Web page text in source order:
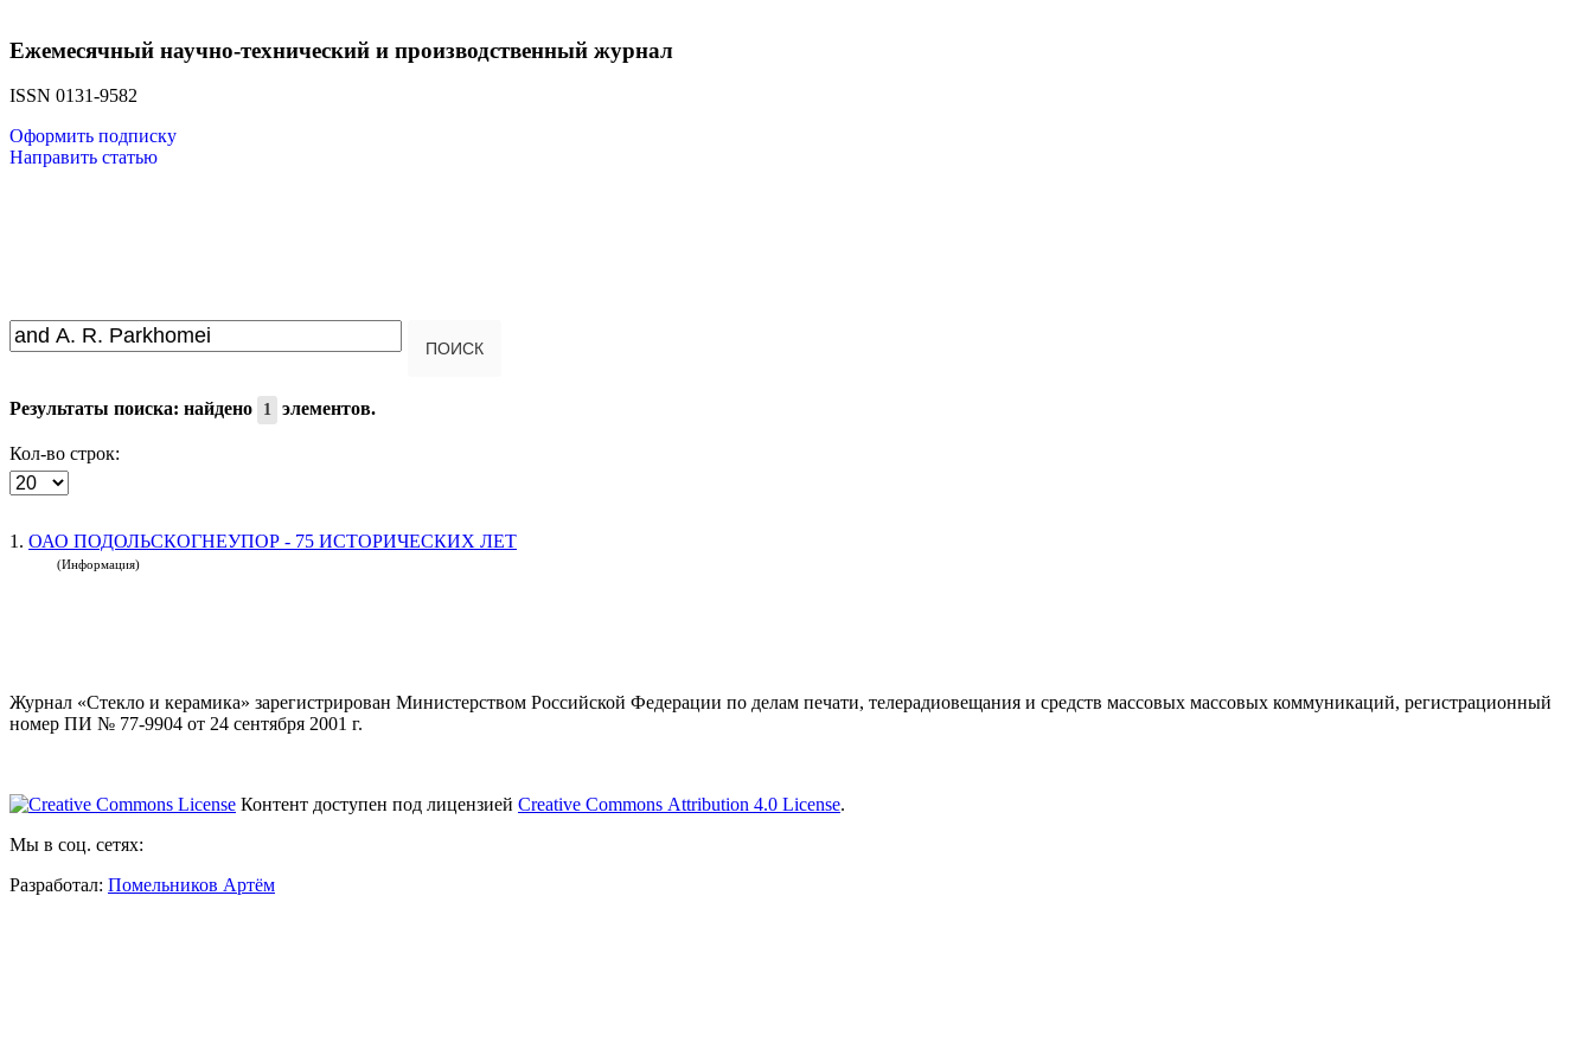
Ежемесячный научно-технический и производственный журнал
ISSN 0131-9582
Оформить подписку
Направить статью
Введите текст для поиска...
ПОИСК
Результаты поиска: найдено 1 элементов.
Кол-во строк:
1. ОАО ПОДОЛЬСКОГНЕУПОР - 75 ИСТОРИЧЕСКИХ ЛЕТ
(Информация)
Журнал «Стекло и керамика» зарегистрирован Министерством Российской Федерации по делам печати, телерадиовещания и средств массовых массовых коммуникаций, регистрационный
номер ПИ № 77-9904 от 24 сентября 2001 г.
Контент доступен под лицензией Creative Commons Attribution 4.0 License.
Мы в соц. сетях:
Разработал: Помельников Артём